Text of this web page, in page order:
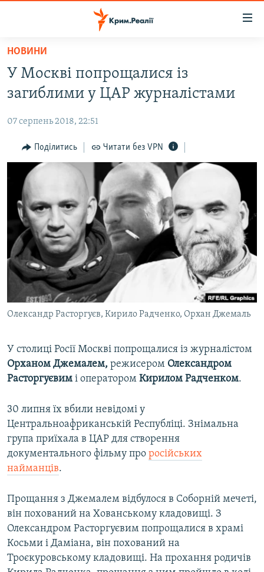
Перейти
основного
матеріалу
до
навігації
Перейти
пошуку
ВОДА.КРИМ
ПОЛІТИКА
БЛОГИ
ПОГЛЯД
ІНТЕРВ'Ю
ВСЕ ЗА ДЕНЬ
СПЕЦПРОЕКТИ
ДЕПОРТАЦІЯ
ВІДЕОУРОКИ «ELIFBE»
СВІДЧЕННЯ ОКУПАЦІЇ
УКРАЇНСЬКА ПРОБЛЕМА КРИМУ
ЯК ОБІЙТИ БЛОКУВАННЯ
Русский
Qırımtatar
НОВИНИ
У Москві попрощалися із
загиблими у ЦАР журналістами
07 серпень 2018, 22:51
Поділитись Читати без VPN
Олександр Расторгуєв, Кирило Радченко, Орхан Джемаль
У столиці Росії Москві попрощалися із журналістом
Орханом Джемалем, режисером Олександром
Расторгуєвим і оператором Кирилом Радченком.
30 липня їх вбили невідомі у
Центральноафриканській Республіці. Знімальна
група приїхала в ЦАР для створення
документального фільму про російських
найманців.
Прощання з Джемалем відбулося в Соборній мечеті,
він похований на Хованському кладовищі. З
Олександром Расторгуєвим попрощалися в храмі
Косьми і Даміана, він похований на
Троєкуровському кладовищі. На прохання родичів